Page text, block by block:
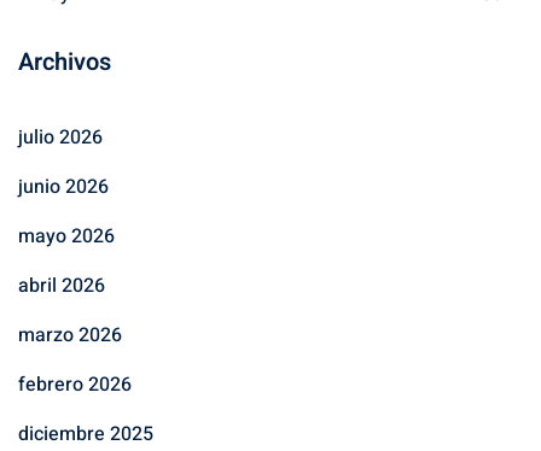
Archivos
julio 2026
junio 2026
mayo 2026
abril 2026
marzo 2026
febrero 2026
diciembre 2025